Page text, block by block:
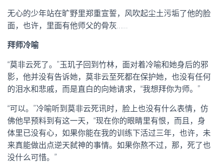
无心的少年站在旷野里郑重宣誓，风吹起尘土污垢了他的脸
面，也许，里面有他师父的骨灰……
拜师冷喻
“莫非云死了。”玉玑子回到竹林，面对着冷喻和她身后的邪
影，他并没有告诉她，莫非云至死都在保护她，也没有任何
的泪水和悲戚，而是直白的向她请求，“我想拜你为师。”
“可以。”冷喻听到莫非云死讯时，脸上也没有什么表情，仿
佛他早预料到有这一天，“现在你的眼睛里有恨，而且，身
体里已没有心，如果你能在我的训练下活过三年，也许，未
来真能做出点逆天弑神的事情。如果你熬不过，那，死了也
没什么可惜。”